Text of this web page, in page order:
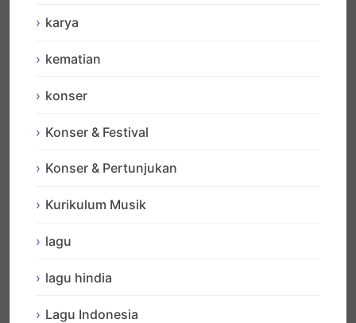
karya
kematian
konser
Konser & Festival
Konser & Pertunjukan
Kurikulum Musik
lagu
lagu hindia
Lagu Indonesia